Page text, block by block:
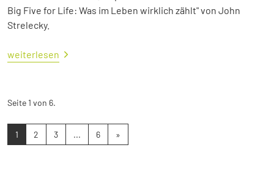
Big Five for Life: Was im Leben wirklich zählt" von John
Strelecky.
weiterlesen
Seite 1 von 6.
1 2 3 ... 6 »